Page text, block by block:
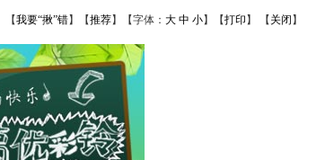
【我要“揪”错】【推荐】【字体： 大 中 小】【打印 】 【 关闭 】